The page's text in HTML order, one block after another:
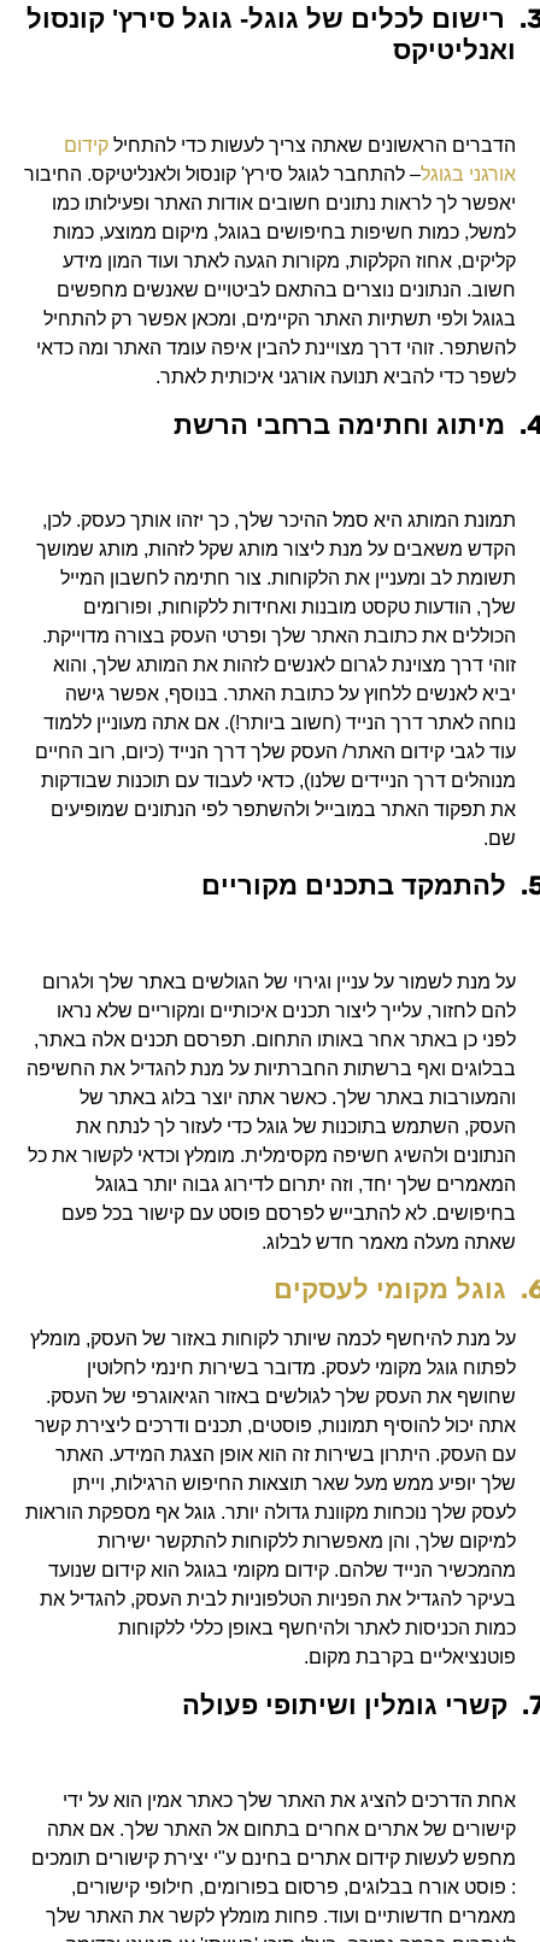
רישום לכלים של גוגל- גוגל סירץ' קונסול
ואנליטיקס
הדברים הראשונים שאתה צריך לעשות כדי להתחיל קידום
אורגני בגוגל– להתחבר לגוגל סירץ' קונסול ולאנליטיקס. החיבור
יאפשר לך לראות נתונים חשובים אודות האתר ופעילותו כמו
למשל, כמות חשיפות בחיפושים בגוגל, מיקום ממוצע, כמות
קליקים, אחוז הקלקות, מקורות הגעה לאתר ועוד המון מידע
חשוב. הנתונים נוצרים בהתאם לביטויים שאנשים מחפשים
בגוגל ולפי תשתיות האתר הקיימים, ומכאן אפשר רק להתחיל
להשתפר. זוהי דרך מצויינת להבין איפה עומד האתר ומה כדאי
לשפר כדי להביא תנועה אורגני איכותית לאתר.
מיתוג וחתימה ברחבי הרשת
תמונת המותג היא סמל ההיכר שלך, כך יזהו אותך כעסק. לכן,
הקדש משאבים על מנת ליצור מותג שקל לזהות, מותג שמושך
תשומת לב ומעניין את הלקוחות. צור חתימה לחשבון המייל
שלך, הודעות טקסט מובנות ואחידות ללקוחות, ופורומים
הכוללים את כתובת האתר שלך ופרטי העסק בצורה מדוייקת.
זוהי דרך מצוינת לגרום לאנשים לזהות את המותג שלך, והוא
יביא לאנשים ללחוץ על כתובת האתר. בנוסף, אפשר גישה
נוחה לאתר דרך הנייד (חשוב ביותר!). אם אתה מעוניין ללמוד
עוד לגבי קידום האתר/ העסק שלך דרך הנייד (כיום, רוב החיים
מנוהלים דרך הניידים שלנו), כדאי לעבוד עם תוכנות שבודקות
את תפקוד האתר במובייל ולהשתפר לפי הנתונים שמופיעים
שם.
להתמקד בתכנים מקוריים
על מנת לשמור על עניין וגירוי של הגולשים באתר שלך ולגרום
להם לחזור, עלייך ליצור תכנים איכותיים ומקוריים שלא נראו
לפני כן באתר אחר באותו התחום. תפרסם תכנים אלה באתר,
בבלוגים ואף ברשתות החברתיות על מנת להגדיל את החשיפה
והמעורבות באתר שלך. כאשר אתה יוצר בלוג באתר של
העסק, השתמש בתוכנות של גוגל כדי לעזור לך לנתח את
הנתונים ולהשיג חשיפה מקסימלית. מומלץ וכדאי לקשור את כל
המאמרים שלך יחד, וזה יתרום לדירוג גבוה יותר בגוגל
בחיפושים. לא להתבייש לפרסם פוסט עם קישור בכל פעם
שאתה מעלה מאמר חדש לבלוג.
גוגל מקומי לעסקים
על מנת להיחשף לכמה שיותר לקוחות באזור של העסק, מומלץ
לפתוח גוגל מקומי לעסק. מדובר בשירות חינמי לחלוטין
שחושף את העסק שלך לגולשים באזור הגיאוגרפי של העסק.
אתה יכול להוסיף תמונות, פוסטים, תכנים ודרכים ליצירת קשר
עם העסק. היתרון בשירות זה הוא אופן הצגת המידע. האתר
שלך יופיע ממש מעל שאר תוצאות החיפוש הרגילות, וייתן
לעסק שלך נוכחות מקוונת גדולה יותר. גוגל אף מספקת הוראות
למיקום שלך, והן מאפשרות ללקוחות להתקשר ישירות
מהמכשיר הנייד שלהם. קידום מקומי בגוגל הוא קידום שנועד
בעיקר להגדיל את הפניות הטלפוניות לבית העסק, להגדיל את
כמות הכניסות לאתר ולהיחשף באופן כללי ללקוחות
פוטנציאליים בקרבת מקום.
קשרי גומלין ושיתופי פעולה
אחת הדרכים להציג את האתר שלך כאתר אמין הוא על ידי
קישורים של אתרים אחרים בתחום אל האתר שלך. אם אתה
מחפש לעשות קידום אתרים בחינם ע"י יצירת קישורים תומכים
: פוסט אורח בבלוגים, פרסום בפורומים, חילופי קישורים,
מאמרים חדשותיים ועוד. פחות מומלץ לקשר את האתר שלך